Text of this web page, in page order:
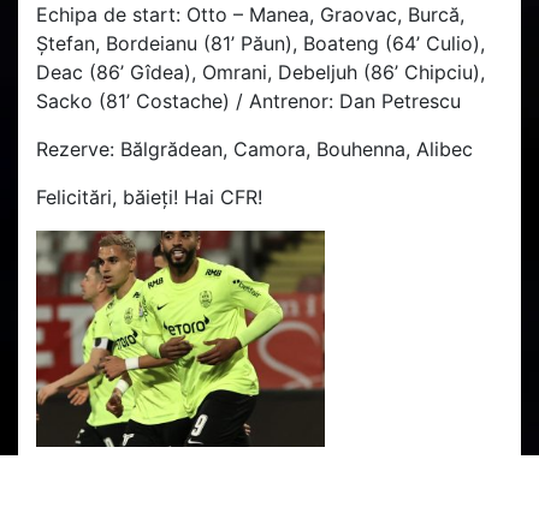
Echipa de start: Otto – Manea, Graovac, Burcă,
Ștefan, Bordeianu (81’ Păun), Boateng (64’ Culio),
Deac (86’ Gîdea), Omrani, Debeljuh (86’ Chipciu),
Sacko (81’ Costache) / Antrenor: Dan Petrescu
Rezerve: Bălgrădean, Camora, Bouhenna, Alibec
Felicitări, băieți! Hai CFR!